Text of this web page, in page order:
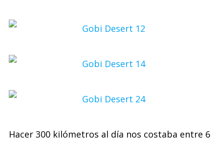
Hacer 300 kilómetros al día nos costaba entre 6